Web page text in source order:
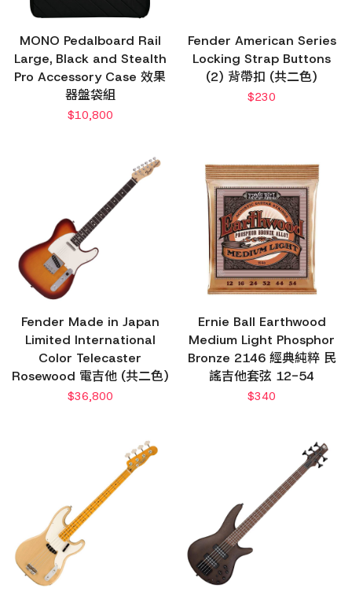
MONO Pedalboard Rail
Large, Black and Stealth
Pro Accessory Case 效果
器盤袋組
$10,800
Fender American Series
Locking Strap Buttons
(2) 背帶扣 (共二色)
$230
Fender Made in Japan
Limited International
Color Telecaster
Rosewood 電吉他 (共二色)
$36,800
Ernie Ball Earthwood
Medium Light Phosphor
Bronze 2146 經典純粹 民
謠吉他套弦 12-54
$340